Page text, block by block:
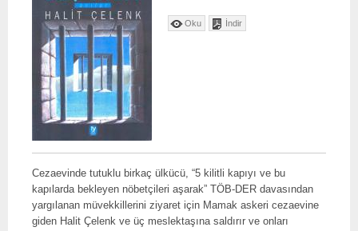
Oku İndir
Cezaevinde tutuklu birkaç ülkücü, “5 kilitli kapıyı ve bu
kapılarda bekleyen nöbetçileri aşarak” TÖB-DER davasından
yargılanan müvekkillerini ziyaret için Mamak askeri cezaevine
giden Halit Çelenk ve üç meslektaşına saldırır ve onları